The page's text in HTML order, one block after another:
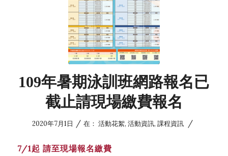
109年暑期泳訓班網路報名已
截止請現場繳費報名
2020年7月1日 / 在：活動花絮,活動資訊,課程資訊 /
7/1起 請至現場報名繳費